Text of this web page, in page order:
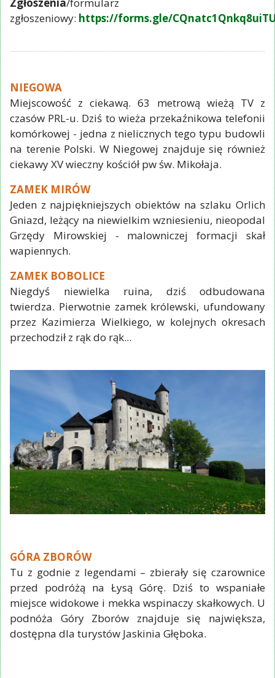
zgłoszeniowy: https://forms.gle/
NIEGOWA
Miejscowość z ciekawą. 63 metrową wieżą TV z
czasów PRL-u. Dziś to wieża przekaźnikowa telefonii
komórkowej - jedna z nielicznych tego typu budowli
na terenie Polski. W Niegowej znajduje się również
ciekawy XV wieczny kościół pw św. Mikołaja.
ZAMEK MIRÓW
Jeden z najpiękniejszych obiektów na szlaku Orlich
Gniazd, leżący na niewielkim wzniesieniu, nieopodal
Grzędy Mirowskiej - malowniczej formacji skał
wapiennych.
ZAMEK BOBOLICE
Niegdyś niewielka ruina, dziś odbudowana
twierdza. Pierwotnie zamek królewski, ufundowany
przez Kazimierza Wielkiego, w kolejnych okresach
przechodził z rąk do rąk...
GÓRA ZBORÓW
Tu z godnie z legendami – zbierały się czarownice
przed podróżą na Łysą Górę. Dziś to wspaniałe
miejsce widokowe i mekka wspinaczy skałkowych. U
podnóża Góry Zborów znajduje się największa,
dostępna dla turystów Jaskinia Głęboka.